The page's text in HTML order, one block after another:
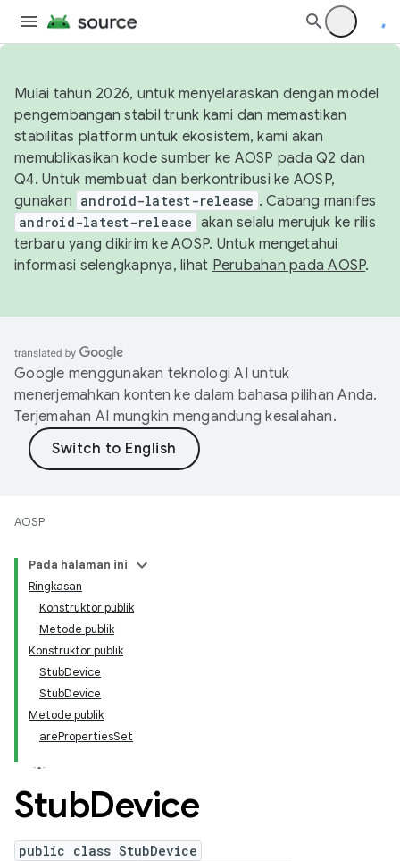
Mulai tahun 2026, untuk menyelaraskan dengan model
pengembangan stabil trunk kami dan memastikan
stabilitas platform untuk ekosistem, kami akan
memublikasikan kode sumber ke AOSP pada Q2 dan
Q4. Untuk membuat dan berkontribusi ke AOSP,
gunakan android-latest-release . Cabang manifes
android-latest-release akan selalu merujuk ke rilis
terbaru yang dikirim ke AOSP. Untuk mengetahui
informasi selengkapnya, lihat Perubahan pada AOSP.
Google menggunakan teknologi AI untuk
menerjemahkan konten ke dalam bahasa pilihan Anda.
Terjemahan AI mungkin mengandung kesalahan.
AOSP
Pada halaman ini
Ringkasan
Konstruktor publik
Metode publik
Konstruktor publik
StubDevice
StubDevice
Metode publik
arePropertiesSet
StubDevice
public class StubDevice